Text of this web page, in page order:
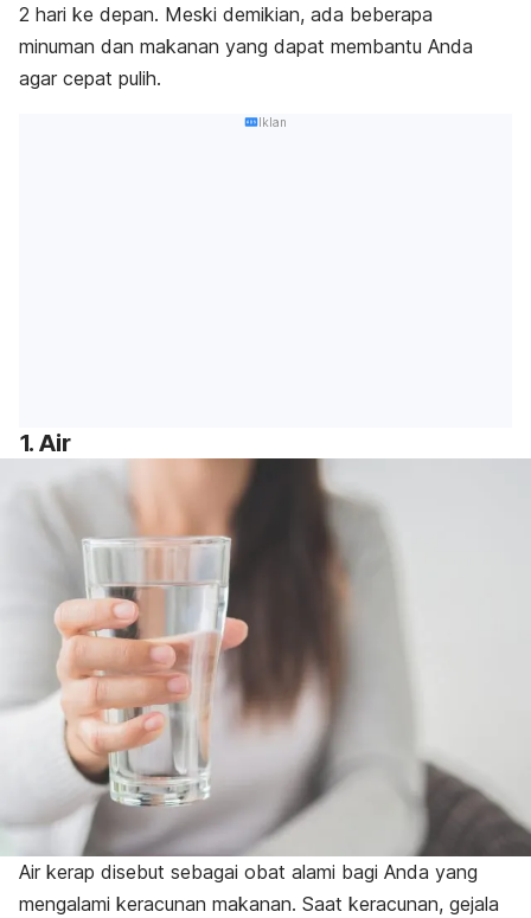
2 hari ke depan. Meski demikian, ada beberapa
minuman dan makanan yang dapat membantu Anda
agar cepat pulih.
Iklan
1. Air
Air kerap disebut sebagai obat alami bagi Anda yang
mengalami keracunan makanan. Saat keracunan, gejala